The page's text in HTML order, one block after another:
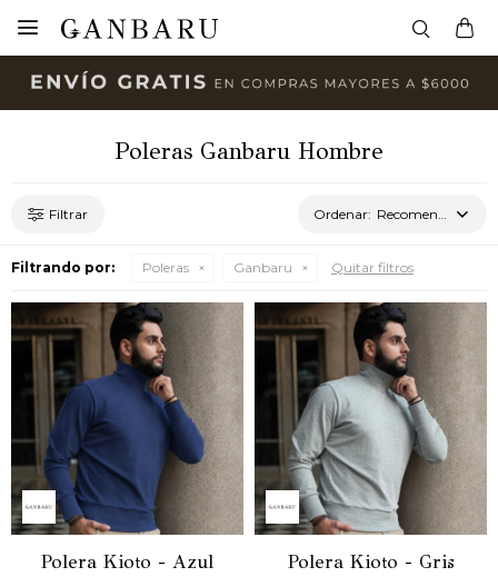

Poleras Ganbaru Hombre
Recomendados
Filtrando por: Poleras Ganbaru Quitar filtros
Polera Kioto - Azul Polera Kioto - Gris